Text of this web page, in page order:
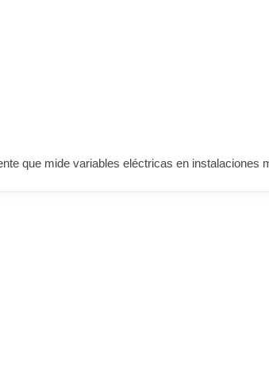
que mide variables eléctricas en instalaciones